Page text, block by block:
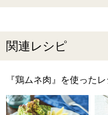
関連レシピ
『鶏ムネ肉』を使った